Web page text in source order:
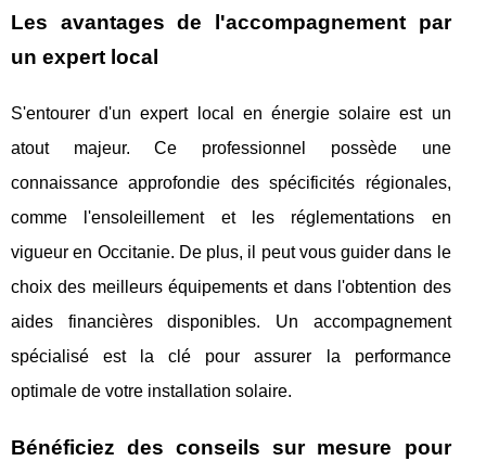
Les avantages de l'accompagnement par
un expert local
S'entourer d'un expert local en énergie solaire est un
atout majeur. Ce professionnel possède une
connaissance approfondie des spécificités régionales,
comme l'ensoleillement et les réglementations en
vigueur en Occitanie. De plus, il peut vous guider dans le
choix des meilleurs équipements et dans l'obtention des
aides financières disponibles. Un accompagnement
spécialisé est la clé pour assurer la performance
optimale de votre installation solaire.
Bénéficiez des conseils sur mesure pour